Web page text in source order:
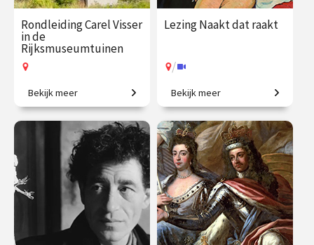
Rondleiding Carel Visser
in de
Rijksmuseumtuinen
De stille kracht van vorm.
€ 27.50
vanaf 14
aug.
Op locatie
Bekijk meer
Lezing Naakt dat raakt
/
Voorbij schoonheidsideaal
en het stereotype.
€ 19.50
vanaf 5
sep.
/ Op locatie of online
Bekijk meer